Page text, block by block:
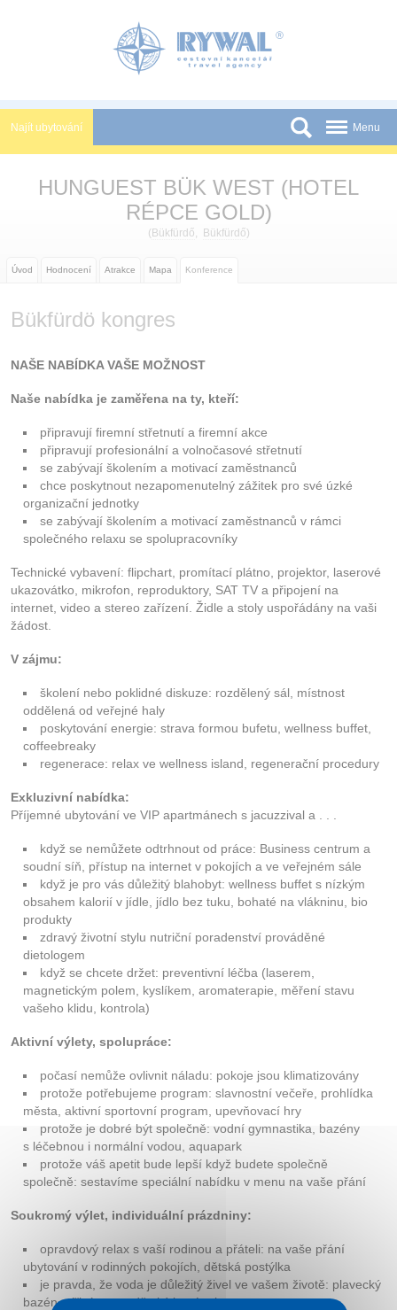
Najít ubytování
Slevy a Last Minute
Tištěné katalogy
Kontakt
Menu
HUNGUEST BÜK WEST (HOTEL
RÉPCE GOLD)
( Bükfürdő, Bükfürdő)
Úvod Hodnocení Atrakce Mapa Konference
Bükfürdö kongres
NAŠE NABÍDKA VAŠE MOŽNOST
Naše nabídka je zaměřena na ty, kteří:
připravují firemní střetnutí a firemní akce
připravují profesionální a volnočasové střetnutí
se zabývají školením a motivací zaměstnanců
chce poskytnout nezapomenutelný zážitek pro své úzké
organizační jednotky
se zabývají školením a motivací zaměstnanců v rámci
společného relaxu se spolupracovníky
Technické vybavení: flipchart, promítací plátno, projektor, laserové
ukazovátko, mikrofon, reproduktory, SAT TV a připojení na
internet, video a stereo zařízení. Židle a stoly uspořádány na vaši
žádost.
V zájmu:
školení nebo poklidné diskuze: rozdělený sál, místnost
oddělená od veřejné haly
poskytování energie: strava formou bufetu, wellness buffet,
coffeebreaky
regenerace: relax ve wellness island, regenerační procedury
Exkluzivní nabídka:
Příjemné ubytování ve VIP apartmánech s jacuzzival a . . .
když se nemůžete odtrhnout od práce: Business centrum a
soudní síň, přístup na internet v pokojích a ve veřejném sále
když je pro vás důležitý blahobyt: wellness buffet s nízkým
obsahem kalorií v jídle, jídlo bez tuku, bohaté na vlákninu, bio
produkty
zdravý životní stylu nutriční poradenství prováděné
dietologem
když se chcete držet: preventivní léčba (laserem,
magnetickým polem, kyslíkem, aromaterapie, měření stavu
vašeho klidu, kontrola)
Aktivní výlety, spolupráce:
počasí nemůže ovlivnit náladu: pokoje jsou klimatizovány
protože potřebujeme program: slavnostní večeře, prohlídka
města, aktivní sportovní program, upevňovací hry
protože je dobré být společně: vodní gymnastika, bazény
s léčebnou i normální vodou, aquapark
protože váš apetit bude lepší když budete společně
společně: sestavíme speciální nabídku v menu na vaše přání
Soukromý výlet, individuální prázdniny:
opravdový relax s vaší rodinou a přáteli: na vaše přání
ubytování v rodinných pokojích, dětská postýlka
je pravda, že voda je důležitý živel ve vašem životě: plavecký
bazén, vířivá vana, dětský bazének